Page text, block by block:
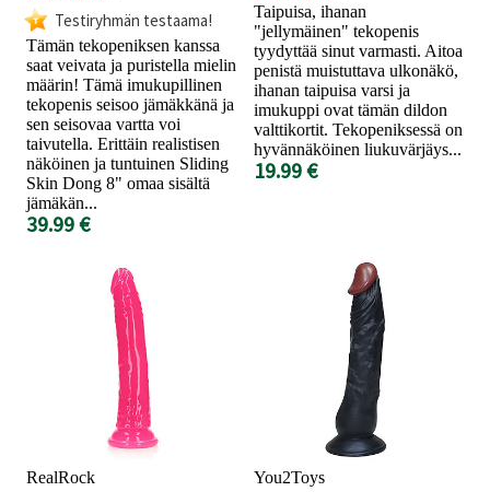
Testiryhmän testaama!
Tämän tekopeniksen kanssa
saat veivata ja puristella mielin
määrin! Tämä imukupillinen
tekopenis seisoo jämäkkänä ja
sen seisovaa vartta voi
taivutella. Erittäin realistisen
näköinen ja tuntuinen Sliding
Skin Dong 8" omaa sisältä
jämäkän...
39.99 €
Taipuisa, ihanan
"jellymäinen" tekopenis
tyydyttää sinut varmasti. Aitoa
penistä muistuttava ulkonäkö,
ihanan taipuisa varsi ja
imukuppi ovat tämän dildon
valttikortit. Tekopeniksessä on
hyvännäköinen liukuvärjäys...
19.99 €
RealRock You2Toys